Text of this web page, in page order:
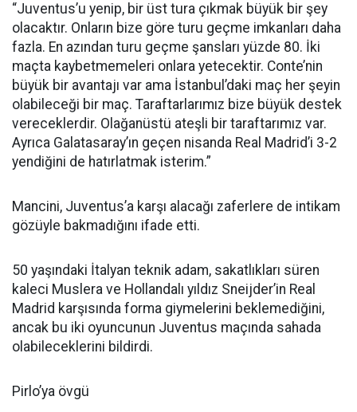
“Juventus’u yenip, bir üst tura çıkmak büyük bir şey
olacaktır. Onların bize göre turu geçme imkanları daha
fazla. En azından turu geçme şansları yüzde 80. İki
maçta kaybetmemeleri onlara yetecektir. Conte’nin
büyük bir avantajı var ama İstanbul’daki maç her şeyin
olabileceği bir maç. Taraftarlarımız bize büyük destek
vereceklerdir. Olağanüstü ateşli bir taraftarımız var.
Ayrıca Galatasaray’ın geçen nisanda Real Madrid’i 3-2
yendiğini de hatırlatmak isterim.”
Mancini, Juventus’a karşı alacağı zaferlere de intikam
gözüyle bakmadığını ifade etti.
50 yaşındaki İtalyan teknik adam, sakatlıkları süren
kaleci Muslera ve Hollandalı yıldız Sneijder’in Real
Madrid karşısında forma giymelerini beklemediğini,
ancak bu iki oyuncunun Juventus maçında sahada
olabileceklerini bildirdi.
Pirlo’ya övgü